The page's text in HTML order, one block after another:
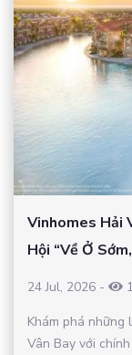
Vinhomes Hải
Hội “Về Ở
24 Jul, 2026 -
Khám phá những
Vân Bay với